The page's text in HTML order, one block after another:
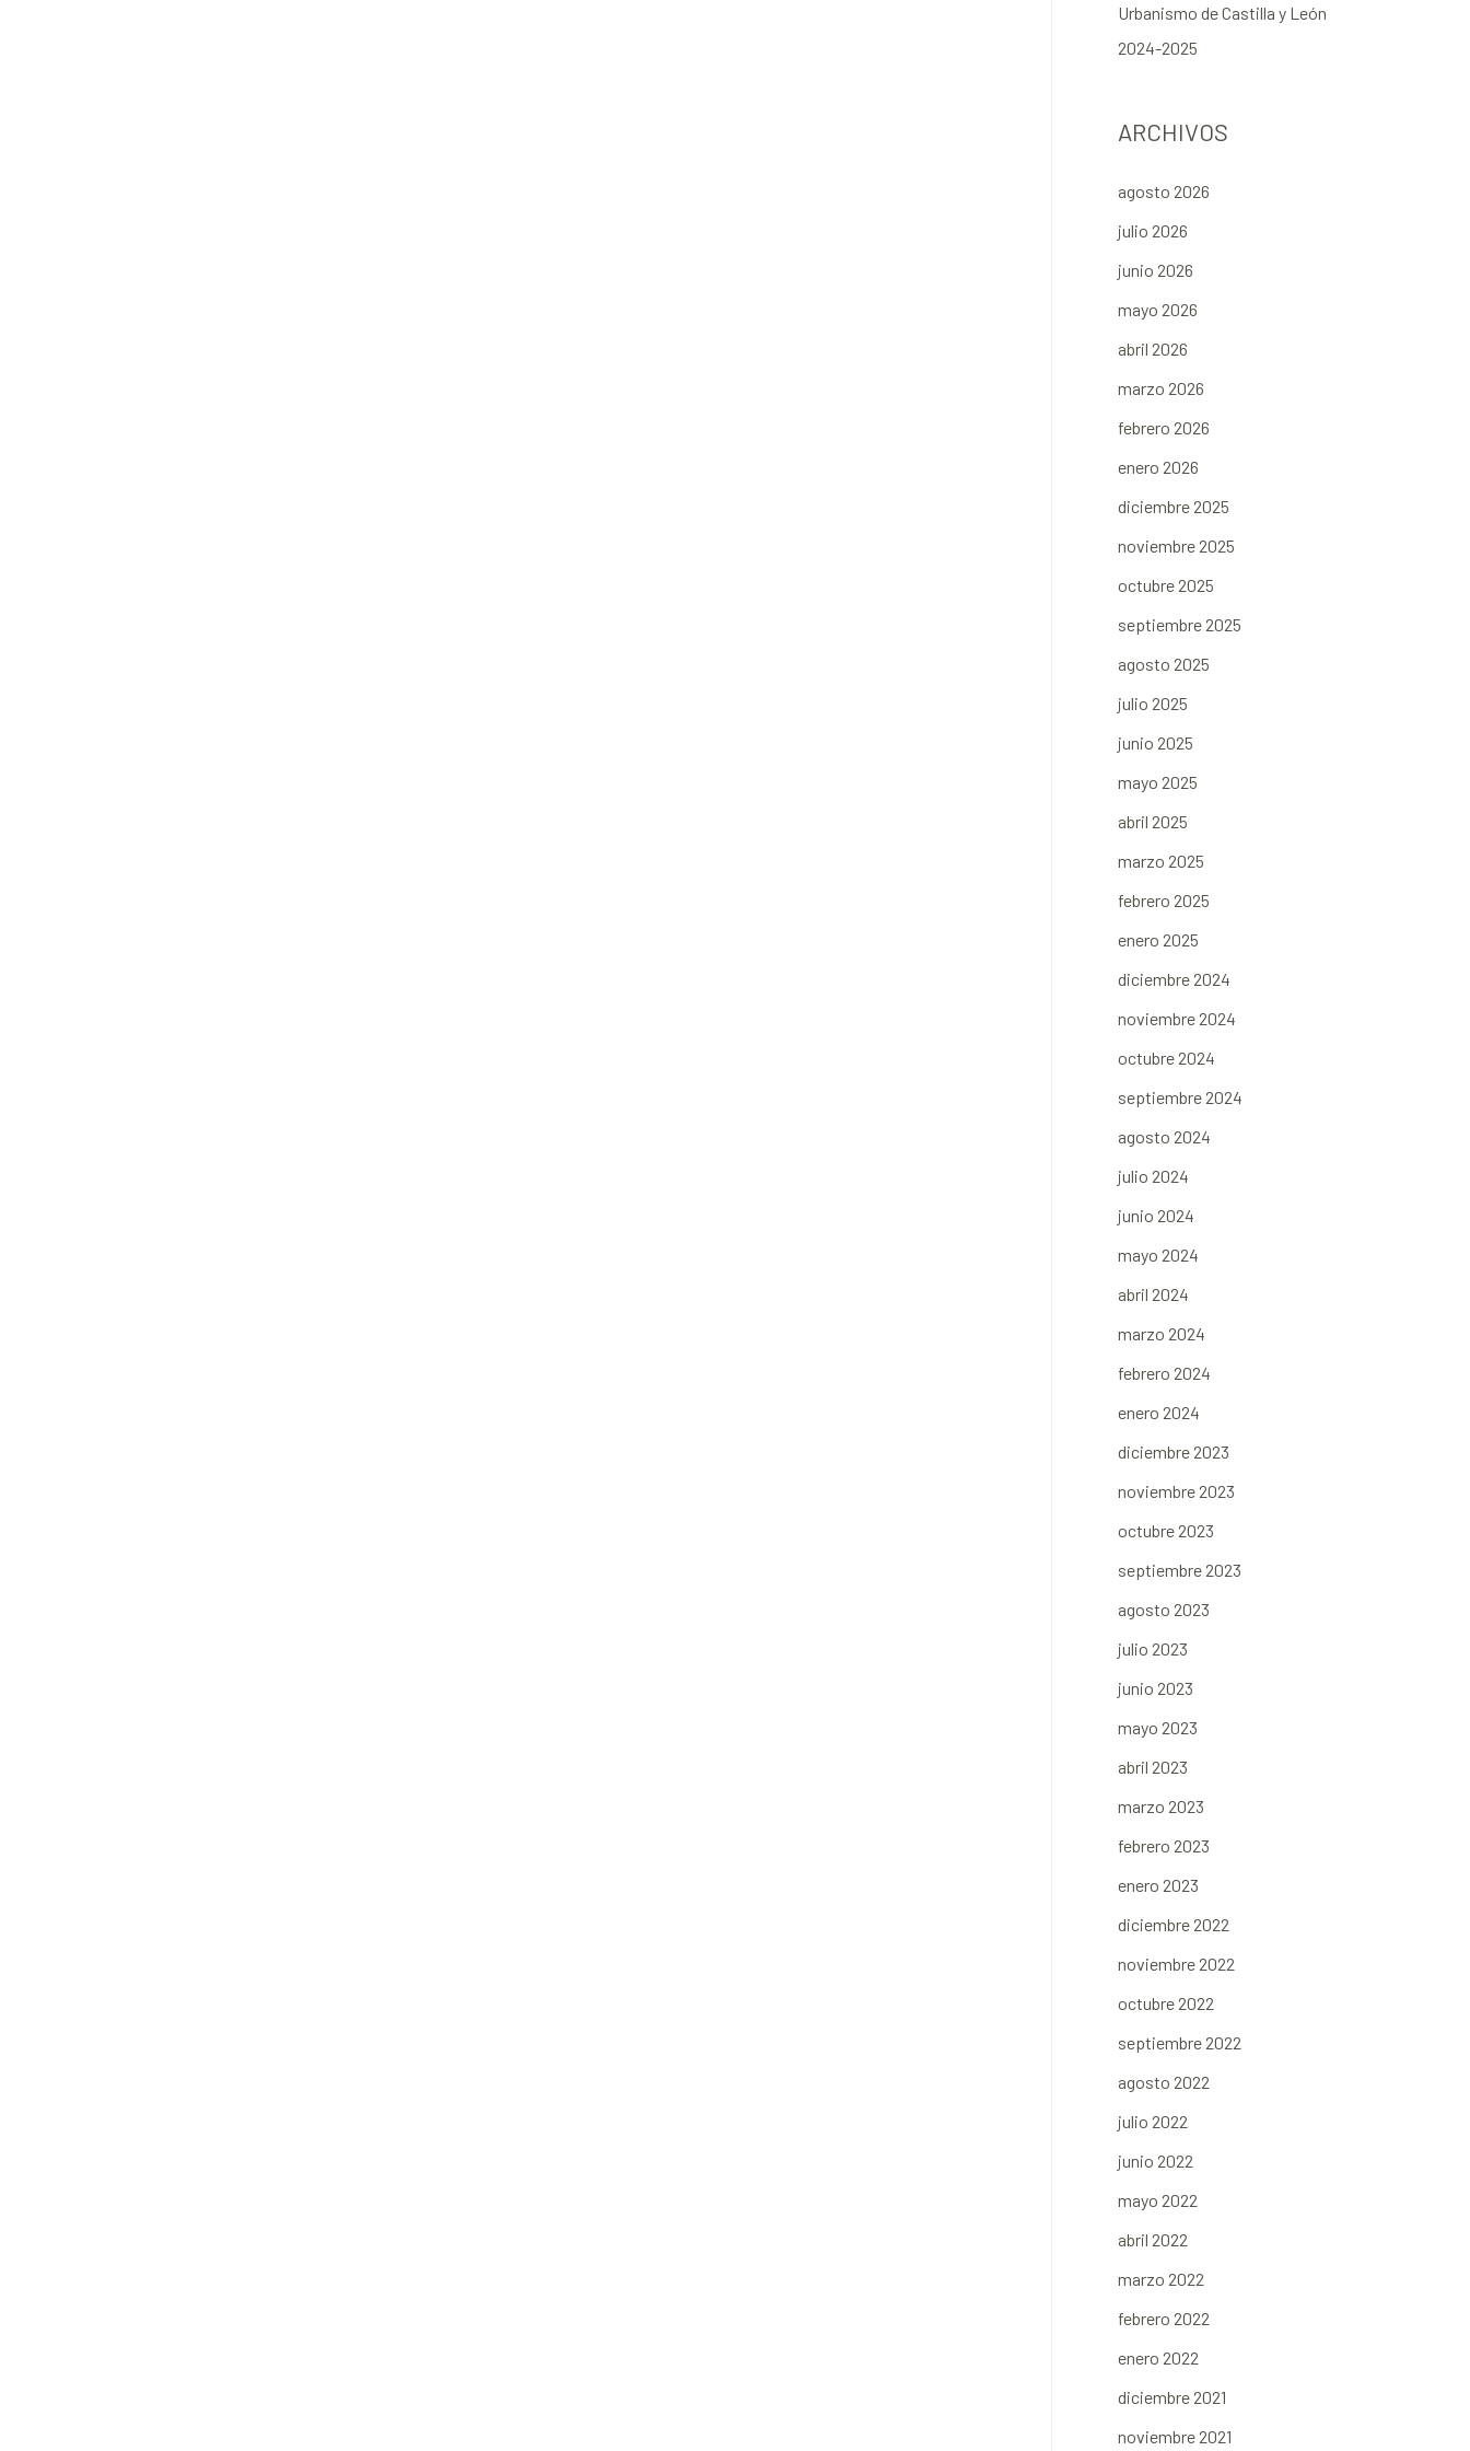
Urbanismo de Castilla y León
2024-2025
ARCHIVOS
agosto 2026
julio 2026
junio 2026
mayo 2026
abril 2026
marzo 2026
febrero 2026
enero 2026
diciembre 2025
noviembre 2025
octubre 2025
septiembre 2025
agosto 2025
julio 2025
junio 2025
mayo 2025
abril 2025
marzo 2025
febrero 2025
enero 2025
diciembre 2024
noviembre 2024
octubre 2024
septiembre 2024
agosto 2024
julio 2024
junio 2024
mayo 2024
abril 2024
marzo 2024
febrero 2024
enero 2024
diciembre 2023
noviembre 2023
octubre 2023
septiembre 2023
agosto 2023
julio 2023
junio 2023
mayo 2023
abril 2023
marzo 2023
febrero 2023
enero 2023
diciembre 2022
noviembre 2022
octubre 2022
septiembre 2022
agosto 2022
julio 2022
junio 2022
mayo 2022
abril 2022
marzo 2022
febrero 2022
enero 2022
diciembre 2021
noviembre 2021